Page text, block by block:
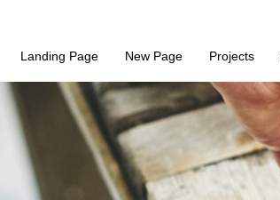
Landing Page New Page Projects